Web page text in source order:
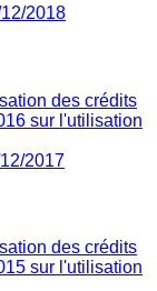
2018
des crédits
sur l'utilisation
2017
des crédits
sur l'utilisation